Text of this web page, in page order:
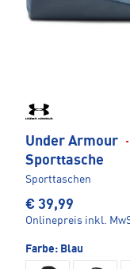
Under Armour ·
Sporttasche
Sporttaschen
€ 39,99
Onlinepreis inkl.
Farbe: Blau